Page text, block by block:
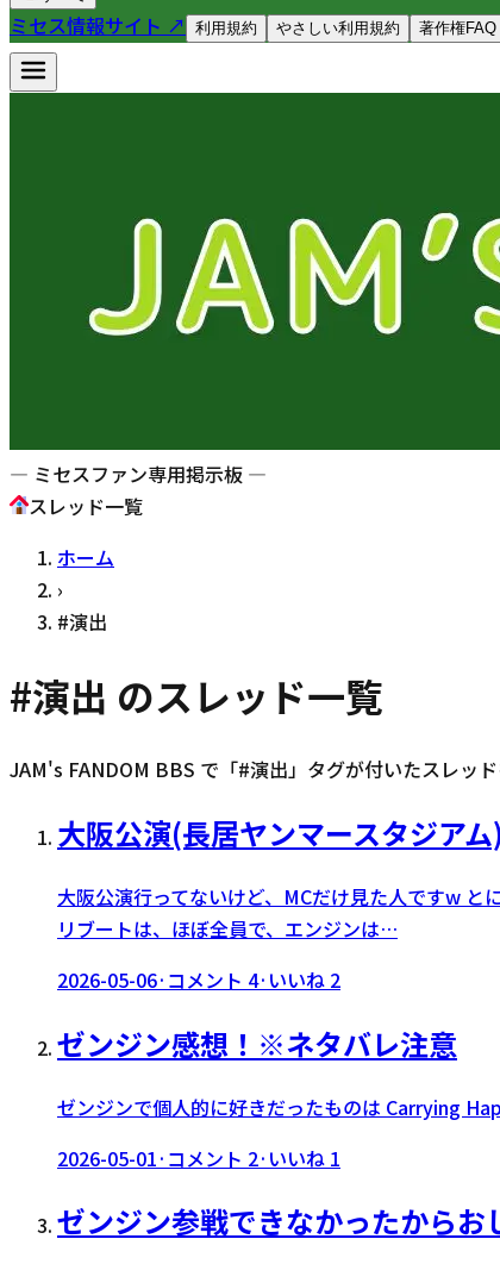
ミセス情報サイト ↗ 利用規約 やさしい利用規約 著作権FAQ
— ミセスファン専用掲示板 —
スレッド一覧
ホーム
›
#演出
#演出 のスレッド一覧
JAM's FANDOM BBS で「#演出」タグが付いたスレッ
大阪公演(長居ヤンマースタジア
大阪公演行ってないけど、MCだけ見た人ですw と
リブートは、ほぼ全員で、エンジンは…
2026-05-06· コメント 4· いいね 2
ゼンジン感想！※ネタバレ注意
ゼンジンで個人的に好きだったものは Carrying
2026-05-01· コメント 2· いいね 1
ゼンジン参戦できなかったからお